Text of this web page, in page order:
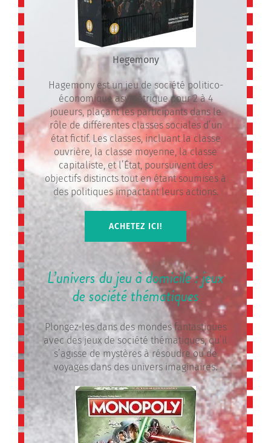
Hegemony
Hagemony est un jeu de société politico-
économique asymétrique pour 2 à 4
joueurs, plaçant les participants dans le
rôle de différentes classes sociales d’un
état fictif. Les classes, incluant la classe
ouvrière, la classe moyenne, la classe
capitaliste, et l’État, poursuivent des
objectifs distincts tout en étant soumises à
des politiques impactant leurs actions.
ACHETEZ ICI!
L’univers du jeu à domicile : jeux
de société thématiques
Plongez-les dans des mondes fantastiques
avec des jeux de société thématiques, qu’il
s’agisse de mystères à résoudre ou de
voyages dans des univers imaginaires.